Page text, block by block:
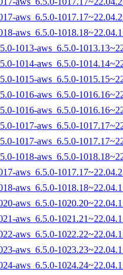
aws_6.5.0-
aws_6.5.0-
1013-aws_6.5.0-
1014-aws_6.5.0-
1015-aws_6.5.0-
1016-aws_6.5.0-
1016-aws_6.5.0-
1017-aws_6.5.0-
1017-aws_6.5.0-
1018-aws_6.5.0-
aws_6.5.0-
aws_6.5.0-
aws_6.5.0-
aws_6.5.0-
aws_6.5.0-
aws_6.5.0-
aws_6.5.0-